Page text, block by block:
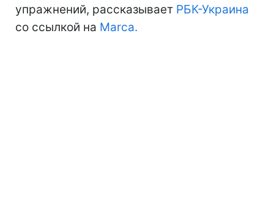
упражнений, рассказывает РБК-Украина
со ссылкой на Marca.